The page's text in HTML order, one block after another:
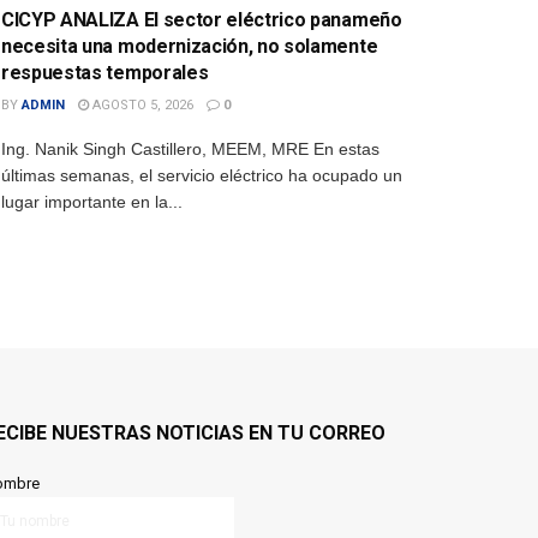
CICYP ANALIZA El sector eléctrico panameño
necesita una modernización, no solamente
respuestas temporales
BY ADMIN AGOSTO 5, 2026 0
Ing. Nanik Singh Castillero, MEEM, MRE En estas
últimas semanas, el servicio eléctrico ha ocupado un
lugar importante en la...
NUESTRAS NOTICIAS EN TU CORREO